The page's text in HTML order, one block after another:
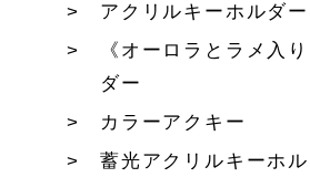
アクリルキーホルダー
《オーロラとラメ入
ダー
カラーアクキー
蓄光アクリルキーホ